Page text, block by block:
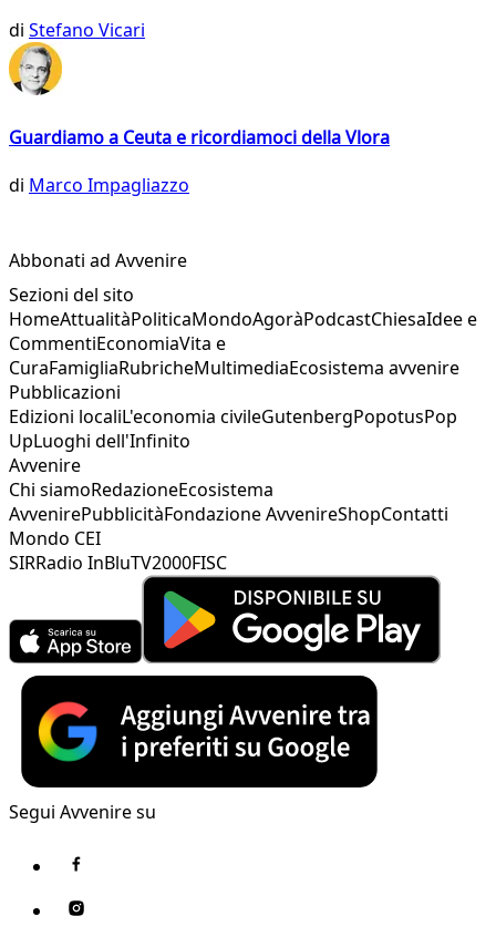
di Stefano Vicari
Guardiamo a Ceuta e ricordiamoci della Vlora
di Marco Impagliazzo
Abbonati ad Avvenire
Sezioni del sito
HomeAttualitàPoliticaMondoAgoràPodcastChiesaIdee e
CommentiEconomiaVita e
CuraFamigliaRubricheMultimediaEcosistema avvenire
Pubblicazioni
Edizioni localiL'economia civileGutenbergPopotusPop
UpLuoghi dell'Infinito
Avvenire
Chi siamoRedazioneEcosistema
AvvenirePubblicitàFondazione AvvenireShopContatti
Mondo CEI
SIRRadio InBluTV2000FISC
Segui Avvenire su